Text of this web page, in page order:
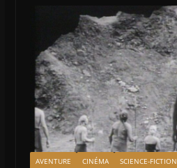
AVENTURE CINÉMA SCIENCE-FICTION